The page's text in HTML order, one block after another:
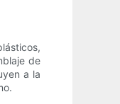
de
a la